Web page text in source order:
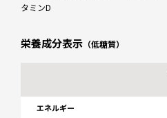
タミンD
栄養成分表示 （低糖質）
エネルギー